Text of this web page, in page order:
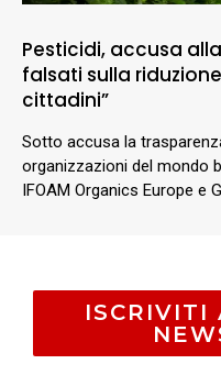
Pesticidi, accusa
falsati sulla
cittadini”
Sotto accusa la
organizzazioni del mondo
IFOAM Organics Europe e
ISCRIVITI